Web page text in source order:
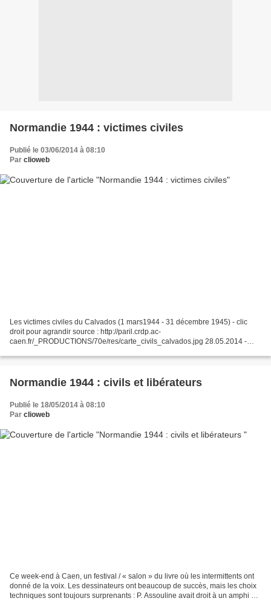
Normandie 1944 : victimes civiles
Publié le 03/06/2014 à 08:10
Par clioweb
Les victimes civiles du Calvados (1 mars1944 - 31 décembre 1945) - clic
droit pour agrandir source : http://paril.crdp.ac-
caen.fr/_PRODUCTIONS/70e/res/carte_civils_calvados.jpg 28.05.2014 -
Normandie 1944 : civils et libérateurs
Publié le 18/05/2014 à 08:10
Par clioweb
Ce week-end à Caen, un festival / « salon » du livre où les intermittents ont
donné de la voix. Les dessinateurs ont beaucoup de succès, mais les choix
techniques sont toujours surprenants : P. Assouline avait droit à un amphi en